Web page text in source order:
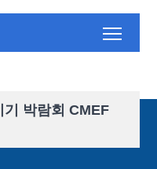
박람회 CMEF